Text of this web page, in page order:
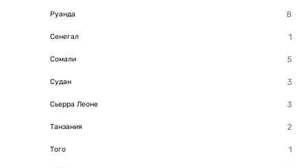
Руанда
Сенегал
Сомали
Судан
Сьерра Леоне
Танзания
Того